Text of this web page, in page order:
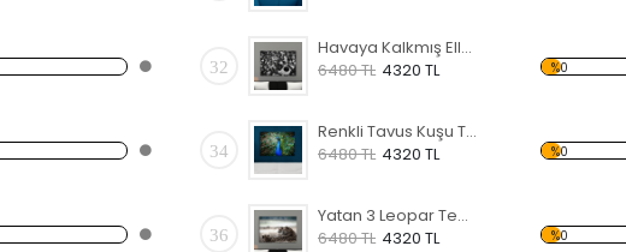
32
Havaya Kalkmış Eller Temalı Kanvas Tablo
6480 TL 4320 TL %0
34
Renkli Tavus Kuşu Temalı Kanvas Tablo
6480 TL 4320 TL %0
36
Yatan 3 Leopar Temalı Kanvas Tablo
6480 TL 4320 TL %0